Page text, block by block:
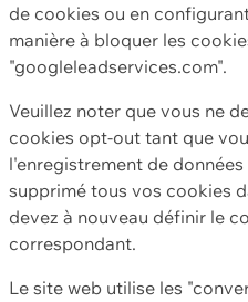
de cookies ou en
manière à bloquer les
"googleleadservices.com".
Veuillez noter que vous ne
cookies opt-out tant que
l'enregistrement de
supprimé tous vos cookies
devez à nouveau définir le
correspondant.
Le site web utilise les